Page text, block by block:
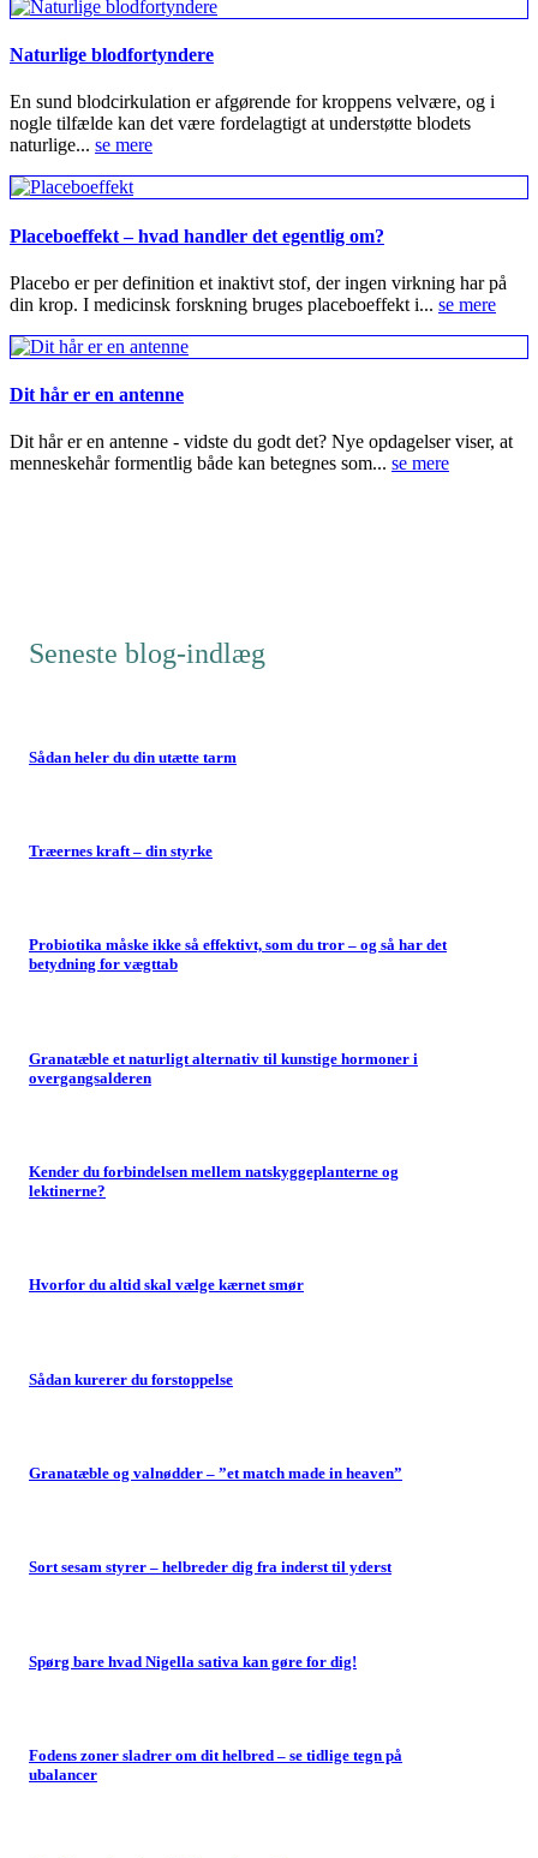
Naturlige blodfortyndere
En sund blodcirkulation er afgørende for kroppens velvære, og i
nogle tilfælde kan det være fordelagtigt at understøtte blodets
naturlige... se mere
Placeboeffekt – hvad handler det egentlig om?
Placebo er per definition et inaktivt stof, der ingen virkning har på
din krop. I medicinsk forskning bruges placeboeffekt i... se mere
Dit hår er en antenne
Dit hår er en antenne - vidste du godt det? Nye opdagelser viser, at
menneskehår formentlig både kan betegnes som... se mere
Seneste blog-indlæg
Sådan heler du din utætte tarm
Træernes kraft – din styrke
Probiotika måske ikke så effektivt, som du tror – og så har det
betydning for vægttab
Granatæble et naturligt alternativ til kunstige hormoner i
overgangsalderen
Kender du forbindelsen mellem natskyggeplanterne og
lektinerne?
Hvorfor du altid skal vælge kærnet smør
Sådan kurerer du forstoppelse
Granatæble og valnødder – ”et match made in heaven”
Sort sesam styrer – helbreder dig fra inderst til yderst
Spørg bare hvad Nigella sativa kan gøre for dig!
Fodens zoner sladrer om dit helbred – se tidlige tegn på
ubalancer